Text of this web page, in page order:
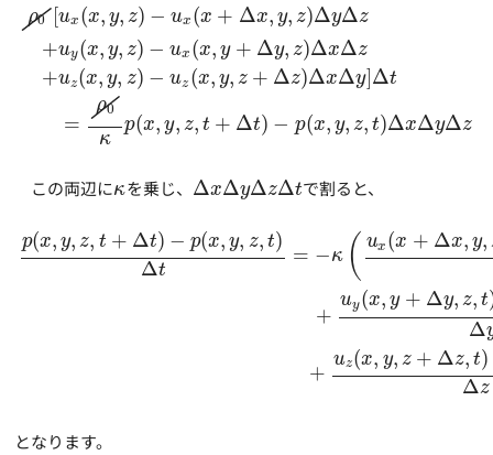
ρ0 [
+
+
ux (x, y, z) − ux (x + Δx, y, z)ΔyΔz
uy(x, y, z) − ux (x, y + Δy, z)ΔxΔz
uz(x, y, z) − uz (x, y, z + Δz)ΔxΔy]Δt
=
ρ0
κ
p(x, y, z, t + Δt) − p(x, y, z, t)ΔxΔyΔz
この両辺にκを乗じ、 ΔxΔyΔzΔtで割ると、
p(x, y, z, t + Δt) − p(x, y, z, t)
Δt
= −κ ( ux (x + Δx, y,
+
uy(x, y + Δy, z, t
Δ
+
uz(x, y, z + Δz, t)
Δz
となります。